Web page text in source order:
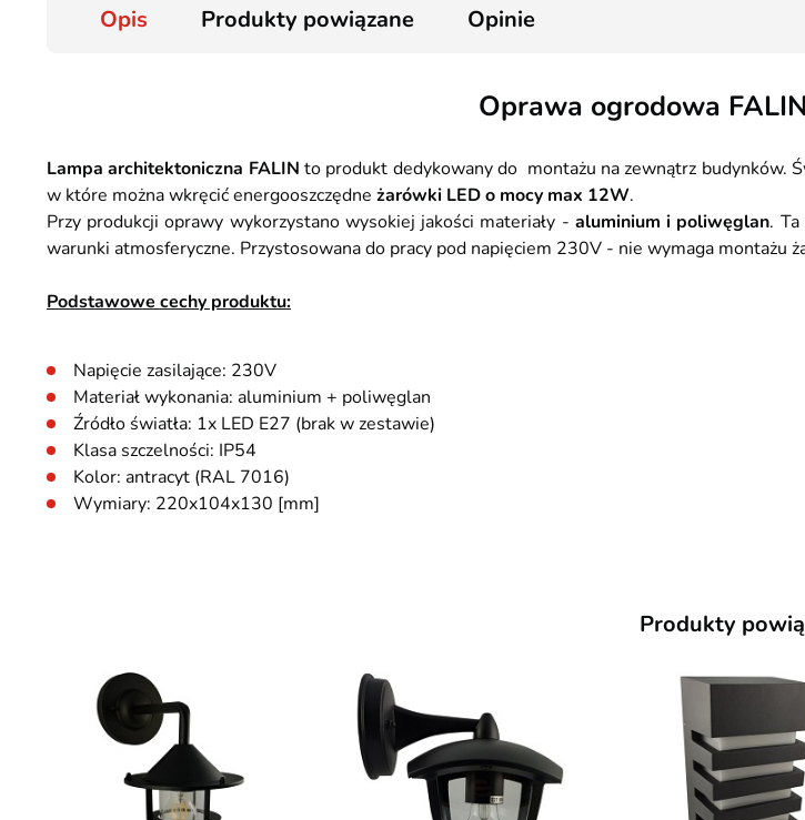
Opis Produkty powiązane Opinie
Oprawa ogrodowa
Lampa architektoniczna FALIN to produkt dedykowany do montażu na zewnątrz budynków.
w które można wkręcić energooszczędne żarówki LED o mocy max 12W.
Przy produkcji oprawy wykorzystano wysokiej jakości materiały - aluminium i poliwęglan.
warunki atmosferyczne. Przystosowana do pracy pod napięciem 230V - nie wymaga montażu
Podstawowe cechy produktu:
Napięcie zasilające: 230V
Materiał wykonania: aluminium + poliwęglan
Źródło światła: 1x LED E27 (brak w zestawie)
Klasa szczelności: IP54
Kolor: antracyt (RAL 7016)
Wymiary: 220x104x130 [mm]
Produkty